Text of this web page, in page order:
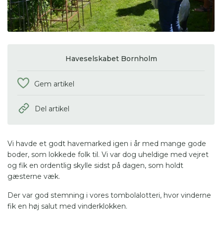
Vi havde et godt havemarked igen i år med mange gode
boder, som lokkede folk til. Vi var dog uheldige med vejret
og fik en ordentlig skylle sidst på dagen, som holdt
gæsterne væk.
Der var god stemning i vores tombolalotteri, hvor vinderne
fik en høj salut med vinderklokken.
Haveselskabet Bornholm
Gem artikel
Del artikel